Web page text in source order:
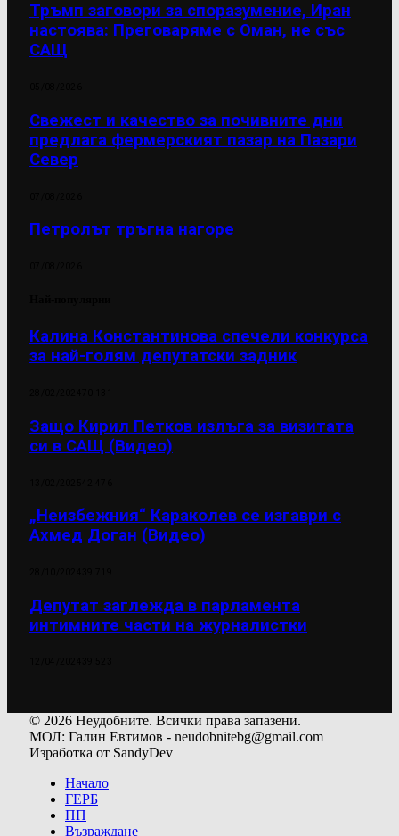
Тръмп заговори за споразумение, Иран
настоява: Преговаряме с Оман, не със
САЩ
Свежест и качество за почивните дни
предлага фермерският пазар на Пазари
Север
Петролът тръгна нагоре
Калина Константинова спечели конкурса
за най-голям депутатски задник
Защо Кирил Петков излъга за визитата
си в САЩ (Видео)
„Неизбежния“ Караколев се изгаври с
Ахмед Доган (Видео)
Депутат заглежда в парламента
интимните части на журналистки
© 2026 Неудобните. Всички права запазени.
МОЛ: Галин Евтимов - neudobnitebg@gmail.com
Изработка от SandyDev
Начало
ГЕРБ
ПП
Възраждане